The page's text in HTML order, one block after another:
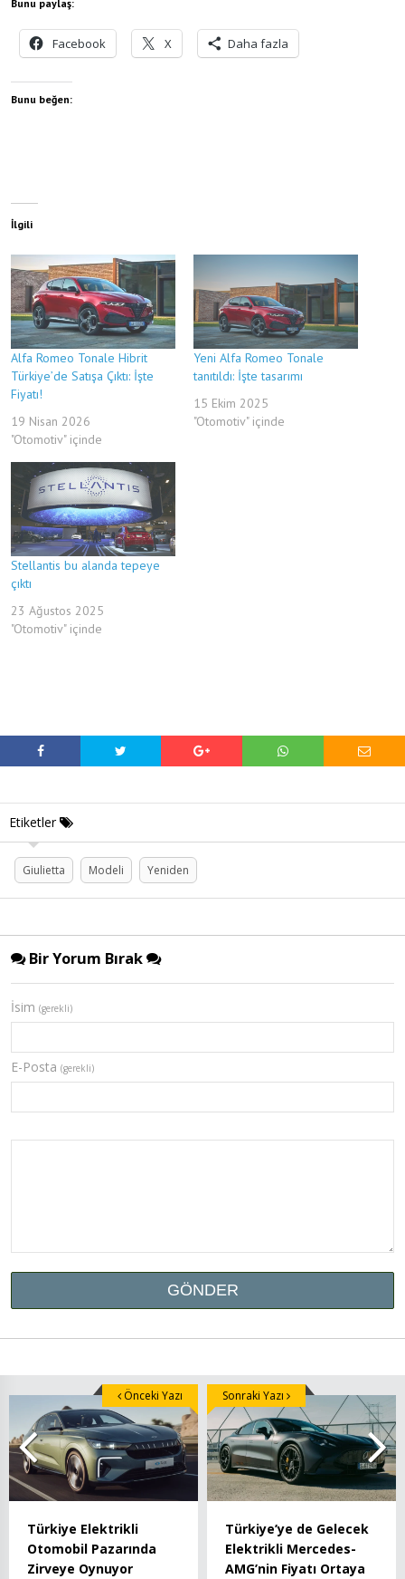
Bunu paylaş:
Facebook X Daha fazla
Bunu beğen:
İlgili
Alfa Romeo Tonale Hibrit
Türkiye’de Satışa Çıktı: İşte
Fiyatı!
19 Nisan 2026
"Otomotiv" içinde
Yeni Alfa Romeo Tonale
tanıtıldı: İşte tasarımı
15 Ekim 2025
"Otomotiv" içinde
Stellantis bu alanda tepeye
çıktı
23 Ağustos 2025
"Otomotiv" içinde
Etiketler
Giulietta Modeli Yeniden
Bir Yorum Bırak
İsim (gerekli)
E-Posta (gerekli)
Türkiye Elektrikli
Otomobil Pazarında
Zirveye Oynuyor
Önceki Yazı
Türkiye’ye de Gelecek
Elektrikli Mercedes-
AMG’nin Fiyatı Ortaya
Sonraki Yazı